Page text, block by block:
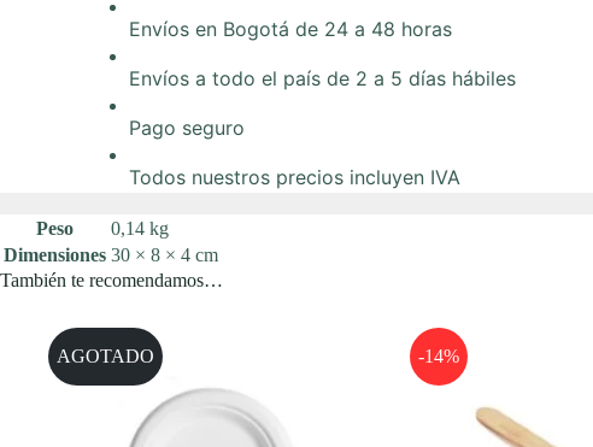
cantidad
Envíos en Bogotá de 24 a 48 horas
Envíos a todo el país de 2 a 5 días hábiles
Pago seguro
Todos nuestros precios incluyen IVA
Peso
0,14 kg
Dimensiones 30 × 8 × 4 cm
También te recomendamos…
AGOTADO -14%